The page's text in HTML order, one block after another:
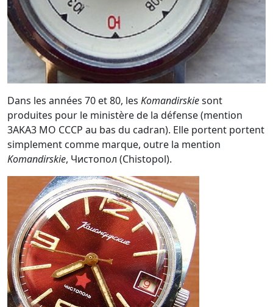
Dans les années 70 et 80, les Komandirskiesont
produites pour le ministère de la défense (mention
3AKA3 MO CCCP au bas du cadran). Elle portent portent
simplement comme marque, outre la mention
Komandirskie, Чистопол (Chistopol).